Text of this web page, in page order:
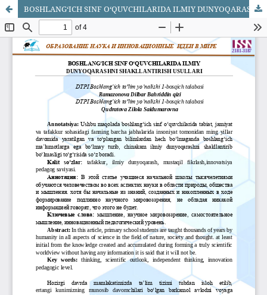
BOSHLANG‘ICH SINF O‘QUVCHILARIDA ILMIY DUNYOQARASHNI SHAKLLANTIRISH USULLARI